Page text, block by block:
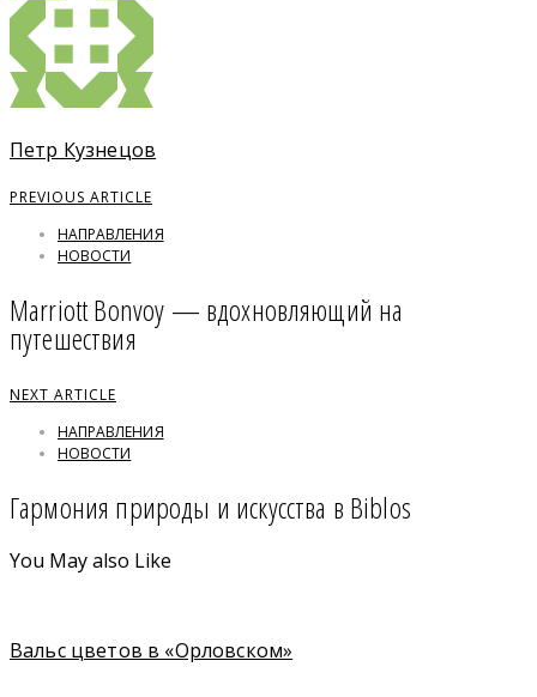
Петр Кузнецов
PREVIOUS ARTICLE
НАПРАВЛЕНИЯ
НОВОСТИ
Marriott Bonvoy — вдохновляющий на
путешествия
NEXT ARTICLE
НАПРАВЛЕНИЯ
НОВОСТИ
Гармония природы и искусства в Biblos
You May also Like
Вальс цветов в «Орловском»